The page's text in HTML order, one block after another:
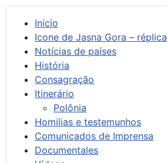
Inicio
Icone de Jasna Gora – réplica
Notícias de países
História
Consagração
Itinerário
Polônia
Homilias e testemunhos
Comunicados de Imprensa
Documentales